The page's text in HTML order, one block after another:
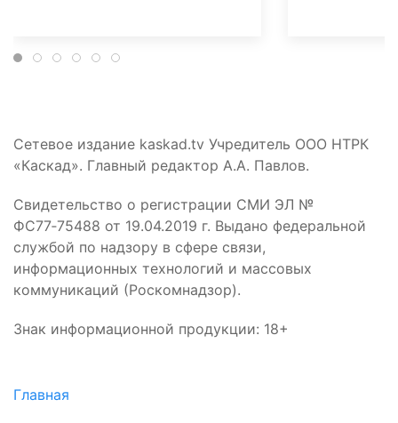
Сетевое издание kaskad.tv Учредитель ООО НТРК
«Каскад». Главный редактор А.А. Павлов.
Свидетельство о регистрации СМИ ЭЛ №
ФС77‑75488 от 19.04.2019 г. Выдано федеральной
службой по надзору в сфере связи,
информационных технологий и массовых
коммуникаций (Роскомнадзор).
Знак информационной продукции: 18+
Главная